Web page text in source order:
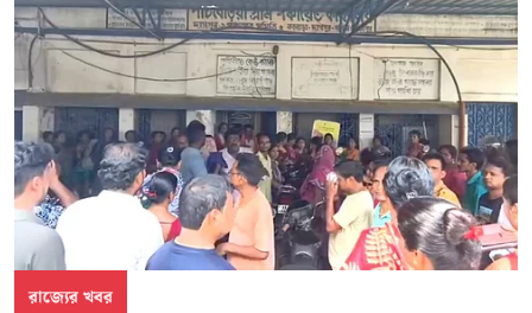
রাজ্যের খবর